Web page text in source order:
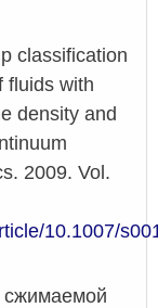
classification
fluids with
density and
2009. Vol.
10.1007/